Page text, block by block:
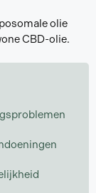
olie
CBD-olie.